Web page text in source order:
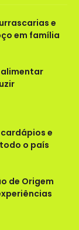
e
em família
alimentar
e
o país
de Origem